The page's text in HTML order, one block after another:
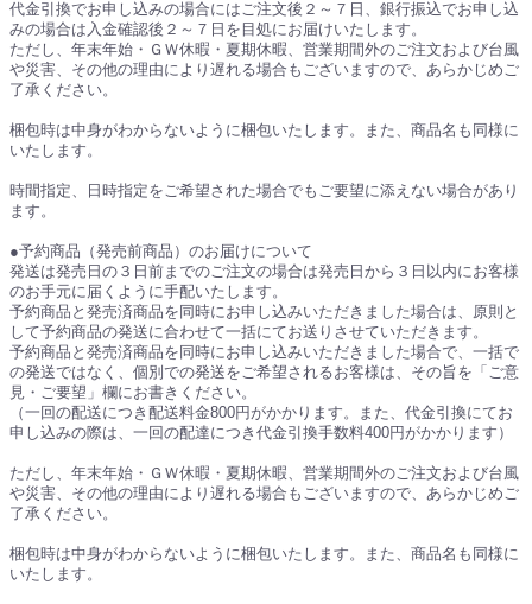
代金引換でお申し込みの場合にはご注文後２～７日、銀行振込でお申し込
みの場合は入金確認後２～７日を目処にお届けいたします。
ただし、年末年始・ＧＷ休暇・夏期休暇、営業期間外のご注文および台風
や災害、その他の理由により遅れる場合もございますので、あらかじめご
了承ください。
梱包時は中身がわからないように梱包いたします。また、商品名も同様に
いたします。
時間指定、日時指定をご希望された場合でもご要望に添えない場合があり
ます。
●予約商品（発売前商品）のお届けについて
発送は発売日の３日前までのご注文の場合は発売日から３日以内にお客様
のお手元に届くように手配いたします。
予約商品と発売済商品を同時にお申し込みいただきました場合は、原則と
して予約商品の発送に合わせて一括にてお送りさせていただきます。
予約商品と発売済商品を同時にお申し込みいただきました場合で、一括で
の発送ではなく、個別での発送をご希望されるお客様は、その旨を「ご意
見・ご要望」欄にお書きください。
（一回の配送につき配送料金800円がかかります。また、代金引換にてお
申し込みの際は、一回の配達につき代金引換手数料400円がかかります）
ただし、年末年始・ＧＷ休暇・夏期休暇、営業期間外のご注文および台風
や災害、その他の理由により遅れる場合もございますので、あらかじめご
了承ください。
梱包時は中身がわからないように梱包いたします。また、商品名も同様に
いたします。